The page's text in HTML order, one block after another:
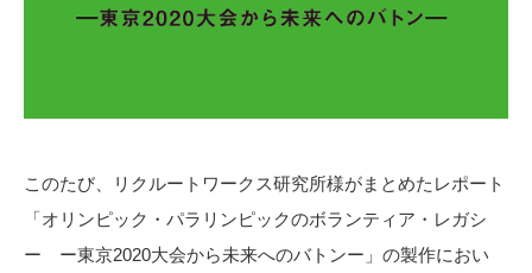
このたび、リクルートワークス研究所様がまとめたレポート
「オリンピック・パラリンピックのボランティア・レガシ
ー ー東京2020大会から未来へのバトンー」の製作におい